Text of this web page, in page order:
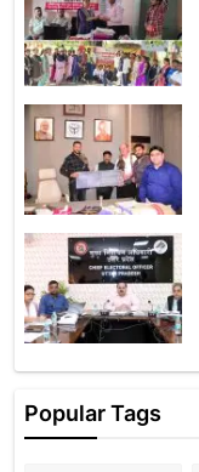
Popular Tags